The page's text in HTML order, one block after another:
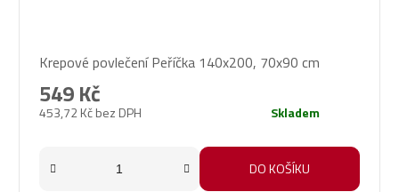
Krepové povlečení Peříčka 140x200, 70x90 cm
453,72 Kč bez DPH
549 Kč
Skladem
DO KOŠÍKU